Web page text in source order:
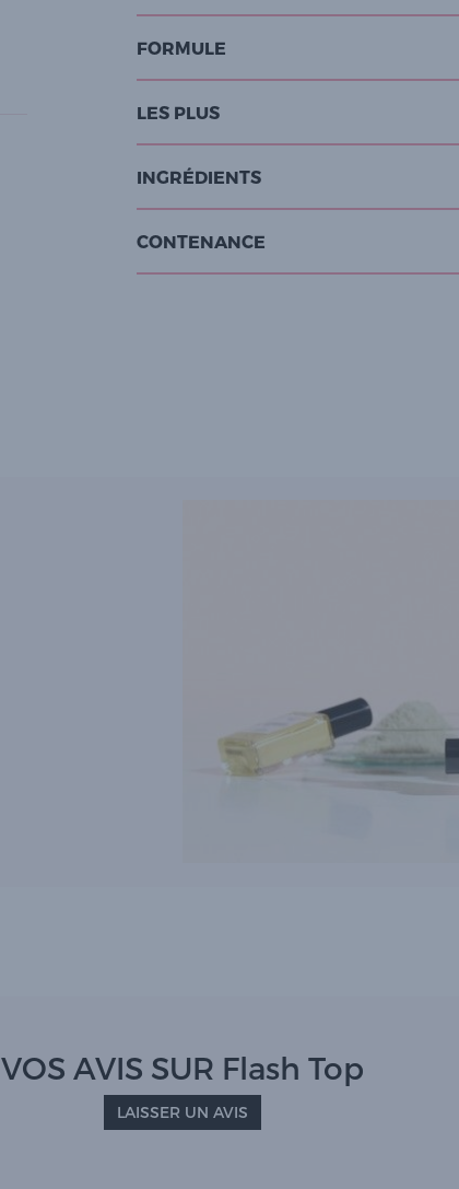
FORMULE
LES PLUS
INGRÉDIENTS
CONTENANCE
VOS AVIS SUR Flash Top
LAISSER UN AVIS